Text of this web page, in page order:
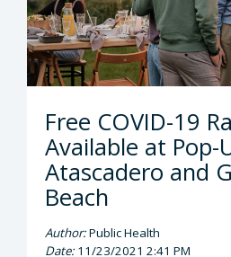
Free COVID-19
Available at Pop-
Atascadero and
Beach
Author:Public Health
Date:11/23/2021 2:41 PM